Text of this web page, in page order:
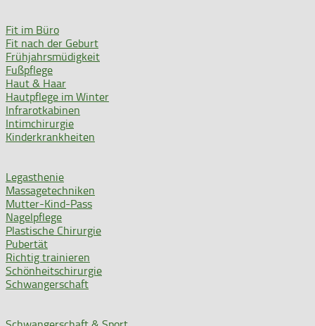
Fit im Büro
Fit nach der Geburt
Frühjahrsmüdigkeit
Fußpflege
Haut & Haar
Hautpflege im Winter
Infrarotkabinen
Intimchirurgie
Kinderkrankheiten
Legasthenie
Massagetechniken
Mutter-Kind-Pass
Nagelpflege
Plastische Chirurgie
Pubertät
Richtig trainieren
Schönheitschirurgie
Schwangerschaft